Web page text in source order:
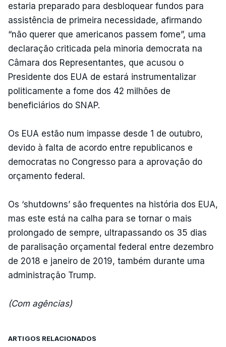
estaria preparado para desbloquear fundos para
assistência de primeira necessidade, afirmando
“não querer que americanos passem fome”, uma
declaração criticada pela minoria democrata na
Câmara dos Representantes, que acusou o
Presidente dos EUA de estará instrumentalizar
politicamente a fome dos 42 milhões de
beneficiários do SNAP.
Os EUA estão num impasse desde 1 de outubro,
devido à falta de acordo entre republicanos e
democratas no Congresso para a aprovação do
orçamento federal.
Os ‘shutdowns’ são frequentes na história dos EUA,
mas este está na calha para se tornar o mais
prolongado de sempre, ultrapassando os 35 dias
de paralisação orçamental federal entre dezembro
de 2018 e janeiro de 2019, também durante uma
administração Trump.
(Com agências)
ARTIGOS RELACIONADOS